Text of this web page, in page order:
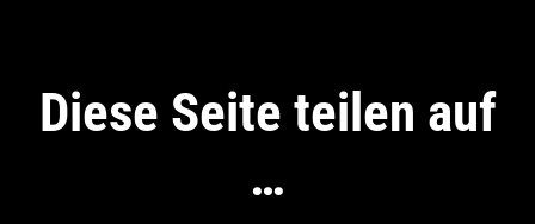
Diese Seite teilen auf
…